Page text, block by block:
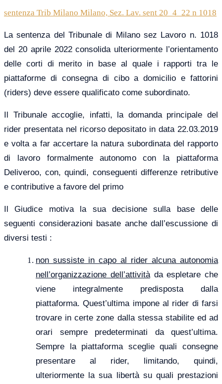
sentenza Trib Milano Milano, Sez. Lav. sent 20_4_22 n 1018
La sentenza del Tribunale di Milano sez Lavoro n. 1018
del 20 aprile 2022 consolida ulteriormente l’orientamento
delle corti di merito in base al quale i rapporti tra le
piattaforme di consegna di cibo a domicilio e fattorini
(riders) deve essere qualificato come subordinato.
Il Tribunale accoglie, infatti, la domanda principale del
rider presentata nel ricorso depositato in data 22.03.2019
e volta a far accertare la natura subordinata del rapporto
di lavoro formalmente autonomo con la piattaforma
Deliveroo, con, quindi, conseguenti differenze retributive
e contributive a favore del primo
Il Giudice motiva la sua decisione sulla base delle
seguenti considerazioni basate anche dall’escussione di
diversi testi :
non sussiste in capo al rider alcuna autonomia
nell’organizzazione dell’attivitàda espletare che
viene integralmente predisposta dalla
piattaforma. Quest’ultima impone al rider di farsi
trovare in certe zone dalla stessa stabilite ed ad
orari sempre predeterminati da quest’ultima.
Sempre la piattaforma sceglie quali consegne
presentare al rider, limitando, quindi,
ulteriormente la sua libertà su quali prestazioni